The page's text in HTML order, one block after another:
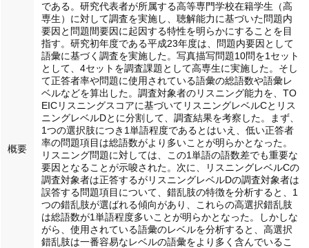
概要
である。研究代表者が所属する高等専門学校在籍学生（高
専生）に対して調査を実施し、聴解能力に基づいた問題内
要因と問題間要因に起因する特性を明らかにすることを目
指す。研究初年度である平成23年度は、問題内要因として
語彙に基づく調査を実施した。写真描写問題10問を1セット
として、4セットを調査課題として高専生に実施した。そし
て正答者率や問題に使用されている語彙の総語数や語彙レ
ベルなどを算出した。調査対象者のリスニング能力を、TO
EICリスニングスコアに基づいてリスニングレベルCとリス
ニングレベルDとに分割して、調査結果を考察した。まず、
1つの選択肢につき1単語程度であるとはいえ、低い正答者
率の問題項目は総語数がより多いことが明らかとなった。
リスニング問題に対しては、この1単語の語数差でも重要な
要因となることが示唆された。次に、リスニングレベルCの
調査対象者は正答するがリスニングレベルDの調査対象者は
誤答する問題項目について、錯乱肢の特徴を分析すると、1
つの錯乱肢が選ばれる傾向があり、これらの高選択錯乱肢
は総語数が1単語程度多いことが明らかとなった。しかしな
がら、使用されている語彙のレベルを分析すると、高選択
錯乱肢は一番容易なレベルの語彙をより多く含んでいるこ